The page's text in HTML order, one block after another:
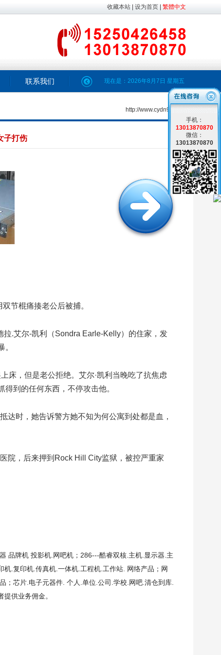
收藏本站 设为首页 繁體中文
联系我们 现在是： 2026年8月7日 星期五
http://www.cydn98.com
子打伤
节棍痛揍老公后被捕。
.艾尔-凯利（Sondra Earle-Kelly）的住家，发
床，但是老公拒绝。艾尔·凯利当晚吃了抗焦虑
到的任何东西，不停攻击他。
达时，她告诉警方她不知为何公寓到处都是血，
院，后来押到Rock Hill City监狱，被控严重家
品牌机 投影机.网吧机；286---酷睿双核.主机.显示器.主
.复印机.传真机.一体机.工程机.工作站. 网络产品；网
芯片.电子元器件. 个人.单位.公司.学校.网吧.清仓到库.
供业务佣金。
手机：
13013870870
微信：
13013870870